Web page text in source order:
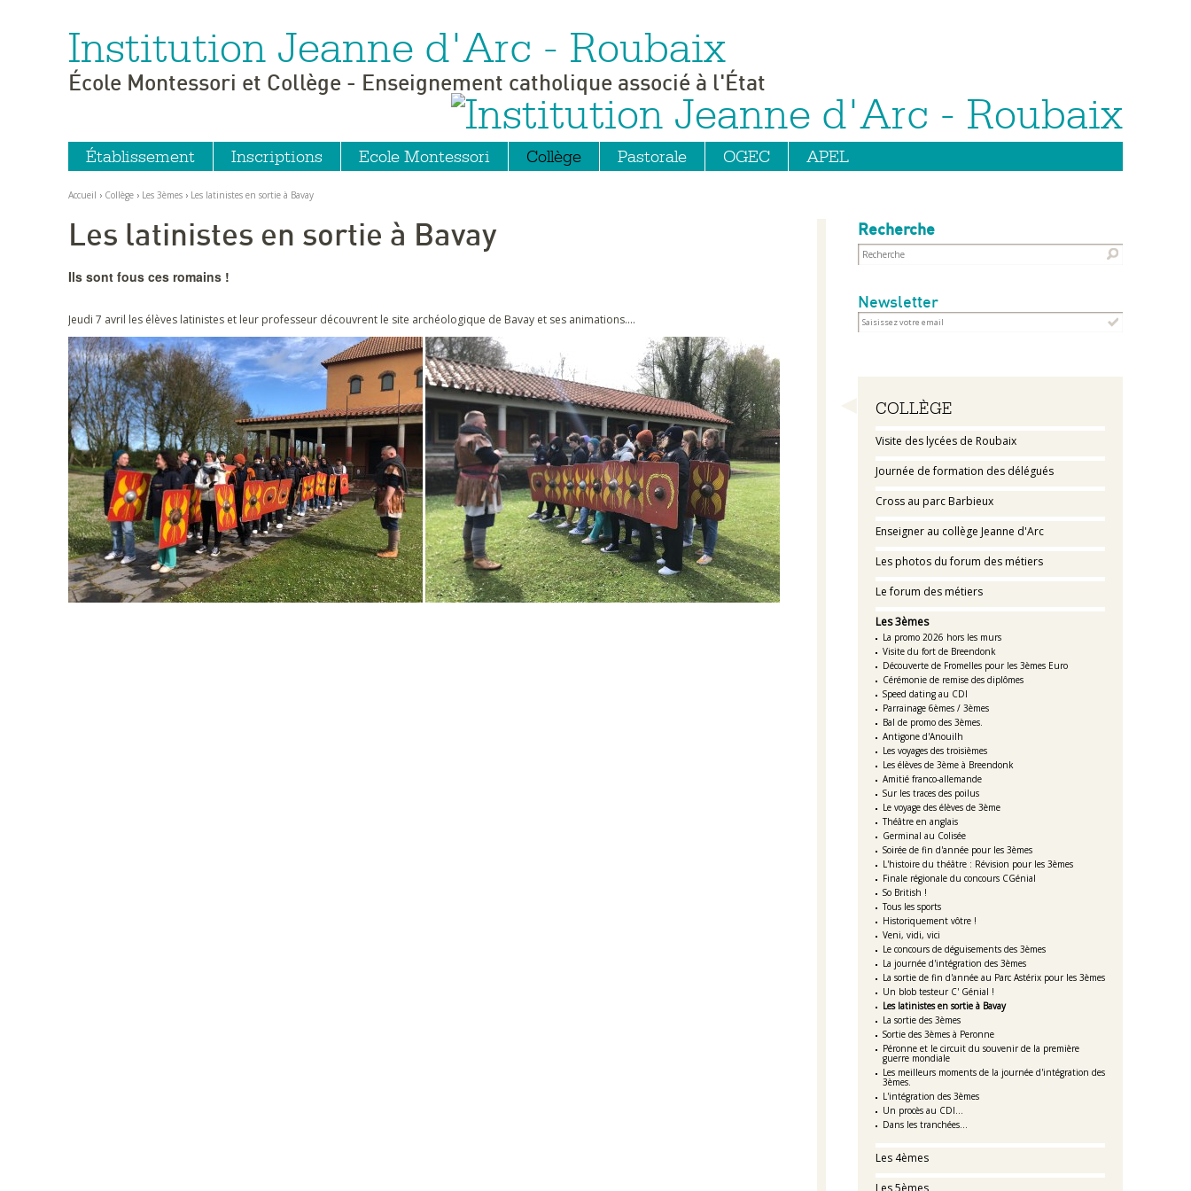
Aller
Aller
à
Outils
personnels
Institution Jeanne d'Arc - Roubaix
École Montessori et Collège - Enseignement catholique associé à l'État
Établissement Inscriptions Ecole Montessori Collège Pastorale OGEC APEL
Accueil › Collège › Les 3èmes › Les latinistes en sortie à Bavay
Recherche
Newsletter
Navigation
COLLÈGE
Visite des lycées de Roubaix
Journée de formation des délégués
Cross au parc Barbieux
Enseigner au collège Jeanne d'Arc
Les photos du forum des métiers
Le forum des métiers
Les 3èmes
La promo 2026 hors les murs
Visite du fort de Breendonk
Découverte de Fromelles pour les 3èmes Euro
Cérémonie de remise des diplômes
Speed dating au CDI
Parrainage 6èmes / 3èmes
Bal de promo des 3èmes.
Antigone d'Anouilh
Les voyages des troisièmes
Les élèves de 3ème à Breendonk
Amitié franco-allemande
Sur les traces des poilus
Le voyage des élèves de 3ème
Théâtre en anglais
Germinal au Colisée
Soirée de fin d'année pour les 3èmes
L'histoire du théâtre : Révision pour les 3èmes
Finale régionale du concours CGénial
So British !
Tous les sports
Historiquement vôtre !
Veni, vidi, vici
Le concours de déguisements des 3èmes
La journée d'intégration des 3èmes
La sortie de fin d'année au Parc Astérix pour les 3èmes
Un blob testeur C' Génial !
Les latinistes en sortie à Bavay
La sortie des 3èmes
Sortie des 3èmes à Peronne
Péronne et le circuit du souvenir de la première
guerre mondiale
Les meilleurs moments de la journée d'intégration des
3èmes.
L'intégration des 3èmes
Un procès au CDI...
Dans les tranchées...
Les 4èmes
Les 5èmes
Les latinistes en sortie à Bavay
Ils sont fous ces romains !
Jeudi 7 avril les élèves latinistes et leur professeur découvrent le site archéologique de Bavay et ses animations....